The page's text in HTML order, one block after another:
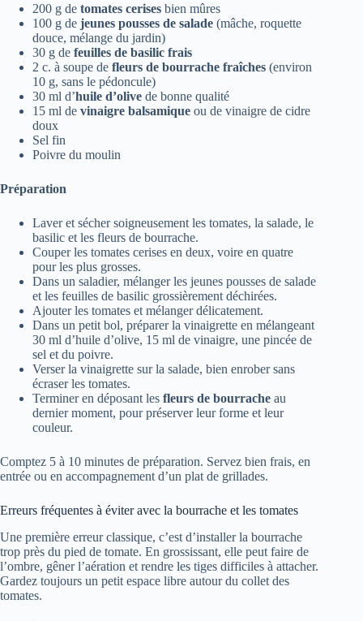
200 g de tomates cerises bien mûres
100 g de jeunes pousses de salade (mâche, roquette
douce, mélange du jardin)
30 g de feuilles de basilic frais
2 c. à soupe de fleurs de bourrache fraîches (environ
10 g, sans le pédoncule)
30 ml d’huile d’olive de bonne qualité
15 ml de vinaigre balsamique ou de vinaigre de cidre
doux
Sel fin
Poivre du moulin
Préparation
Laver et sécher soigneusement les tomates, la salade, le
basilic et les fleurs de bourrache.
Couper les tomates cerises en deux, voire en quatre
pour les plus grosses.
Dans un saladier, mélanger les jeunes pousses de salade
et les feuilles de basilic grossièrement déchirées.
Ajouter les tomates et mélanger délicatement.
Dans un petit bol, préparer la vinaigrette en mélangeant
30 ml d’huile d’olive, 15 ml de vinaigre, une pincée de
sel et du poivre.
Verser la vinaigrette sur la salade, bien enrober sans
écraser les tomates.
Terminer en déposant les fleurs de bourrache au
dernier moment, pour préserver leur forme et leur
couleur.
Comptez 5 à 10 minutes de préparation. Servez bien frais, en
entrée ou en accompagnement d’un plat de grillades.
Erreurs fréquentes à éviter avec la bourrache et les tomates
Une première erreur classique, c’est d’installer la bourrache
trop près du pied de tomate. En grossissant, elle peut faire de
l’ombre, gêner l’aération et rendre les tiges difficiles à attacher.
Gardez toujours un petit espace libre autour du collet des
tomates.